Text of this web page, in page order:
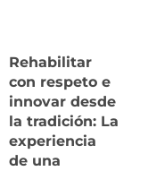
Rehabilitar
con respeto e
innovar desde
la tradición: La
experiencia
de una